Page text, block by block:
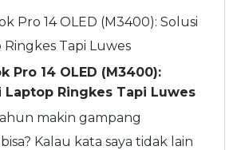
Pro 14 OLED (M3400):
Laptop Ringkes Tapi Luwes
makin gampang
Kalau kata saya tidak lain